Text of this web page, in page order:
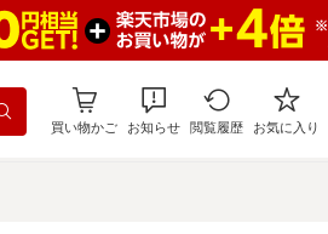
買い物かご お知らせ 閲覧履歴 お気に入り